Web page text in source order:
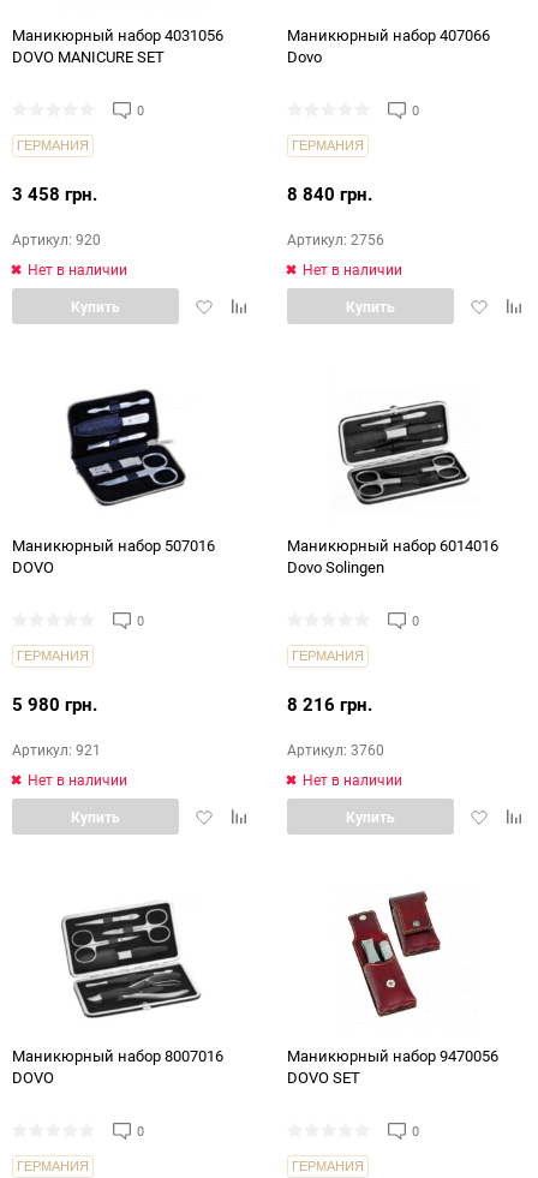
Маникюрный набор 4031056
DOVO MANICURE SET
0
ГЕРМАНИЯ
3 458 грн.
Артикул: 920
Нет в наличии
ДобавитьДобавить
Купить
Маникюрный набор 407066
Dovo
0
ГЕРМАНИЯ
8 840 грн.
Артикул: 2756
Нет в наличии
Купить
Маникюрный набор 507016
DOVO
0
ГЕРМАНИЯ
5 980 грн.
Артикул: 921
Нет в наличии
ДобавитьДобавить
Купить
Маникюрный набор 6014016
Dovo Solingen
0
ГЕРМАНИЯ
8 216 грн.
Артикул: 3760
Нет в наличии
Купить
Маникюрный набор 8007016
DOVO
0
ГЕРМАНИЯ
Маникюрный набор 9470056
DOVO SET
0
ГЕРМАНИЯ